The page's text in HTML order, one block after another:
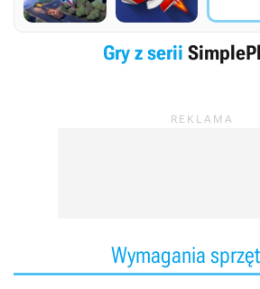
Gry z serii
Wymagania